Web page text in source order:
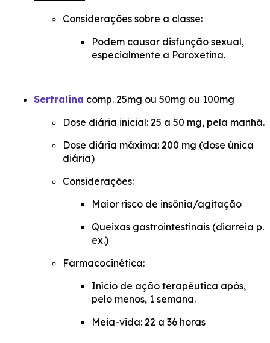
Considerações sobre a classe:
Podem causar disfunção sexual,
especialmente a Paroxetina.
Sertralina comp. 25mg ou 50mg ou 100mg
Dose diária inicial: 25 a 50 mg, pela manhã.
Dose diária máxima: 200 mg (dose única
diária)
Considerações:
Maior risco de insônia/agitação
Queixas gastrointestinais (diarreia p.
ex.)
Farmacocinética:
Início de ação terapêutica após,
pelo menos, 1 semana.
Meia-vida: 22 a 36 horas